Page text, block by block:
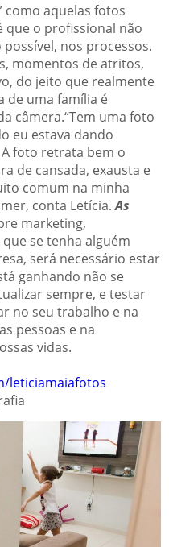
como aquelas fotos
que o profissional não
nos processos.
momentos de atritos,
do jeito que realmente
de uma família é
câmera.“Tem uma foto
eu estava dando
foto retrata bem o
de cansada, exausta e
comum na minha
conta Letícia.As
marketing,
se tenha alguém
será necessário estar
ganhando não se
sempre, e testar
no seu trabalho e na
pessoas e na
vidas.
leticiamaiafotos